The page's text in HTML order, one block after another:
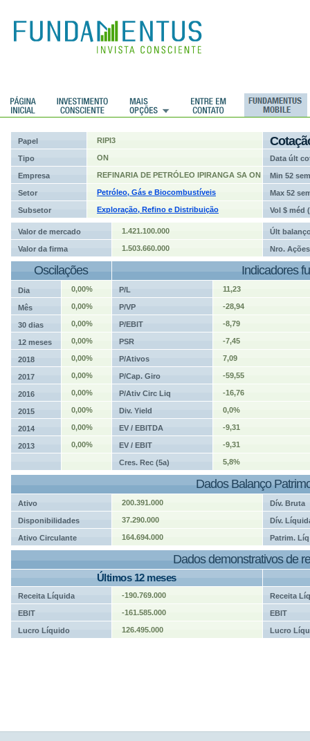
Papel RIPI3
Tipo ON Data últ
Empresa REFINARIA DE PETRÓLEO IPIRANGA SA ON Min 52 sem
Setor Petróleo, Gás e Biocombustíveis Max 52
Subsetor Exploração, Refino e Distribuição Vol $ méd
Valor de mercado 1.421.100.000 Últ
Valor da firma 1.503.660.000 Nro. Ações
Oscilações Indicadores
Dia 0,00% P/L 11,23
Mês 0,00% P/VP -28,94
30 dias 0,00% P/EBIT -8,79
12 meses 0,00% PSR -7,45
2018 0,00% P/Ativos 7,09
2017 0,00% P/Cap. Giro -59,55
2016 0,00% P/Ativ Circ Liq -16,76
2015 0,00% Div. Yield 0,0%
2014 0,00% EV / EBITDA -9,31
2013 0,00% EV / EBIT -9,31
Cres. Rec (5a) 5,8%
Dados Balanço
Ativo 200.391.000 Dív. Bruta
Disponibilidades 37.290.000 Dív.
Ativo Circulante 164.694.000 Patrim. Líq
Dados demonstrativos de
Últimos 12 meses
Receita Líquida -190.769.000 Receita
EBIT -161.585.000 EBIT
Lucro Líquido 126.495.000 Lucro